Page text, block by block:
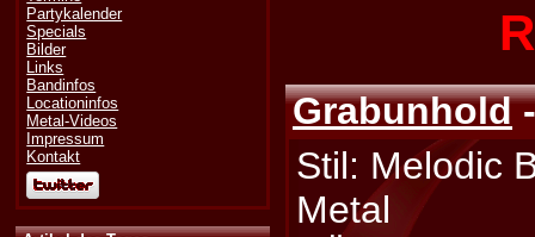
Partykalender
Specials
Bilder
Links
Bandinfos
Locationinfos
Metal-Videos
Impressum
Kontakt
Grabunhold-
Stil: Melodic
Metal